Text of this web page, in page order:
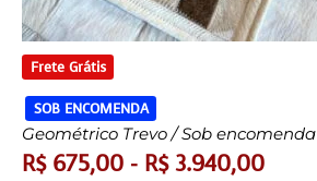
Frete Grátis
SOB ENCOMENDA
Geométrico Trevo / Sob encomenda
R$675,00 - R$3.940,00